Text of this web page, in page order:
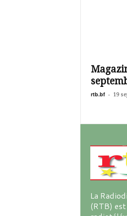
rtb.bf - 19
La
(RTB)